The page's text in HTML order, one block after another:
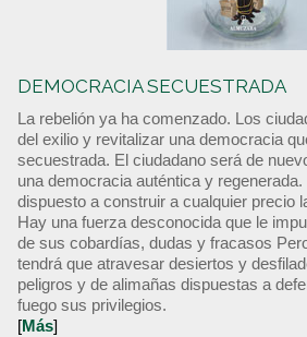
DEMOCRACIA SECUESTRADA
La rebelión ya ha comenzado. Los
del exilio y revitalizar una democracia
secuestrada. El ciudadano será de
una democracia auténtica y
dispuesto a construir a cualquier precio
Hay una fuerza desconocida que le
de sus cobardías, dudas y fracasos
tendrá que atravesar desiertos y
peligros y de alimañas dispuestas a
fuego sus privilegios.
[Más]